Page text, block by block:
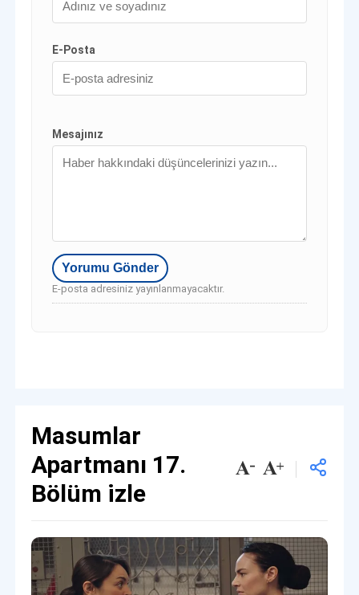
E-Posta
Mesajınız
E-posta adresiniz yayınlanmayacaktır.
Masumlar
Apartmanı 17.
Bölüm izle